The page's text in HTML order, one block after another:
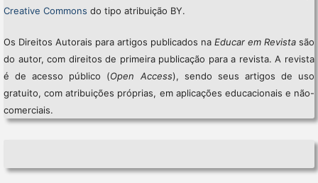
Creative Commons do tipo atribuição BY.
Os Direitos Autorais para artigos publicados naEducar em Revista são
do autor, com direitos de primeira publicação para a revista. A revista
é de acesso público (Open Access), sendo seus artigos de uso
gratuito, com atribuições próprias, em aplicações educacionais e não-
comerciais.